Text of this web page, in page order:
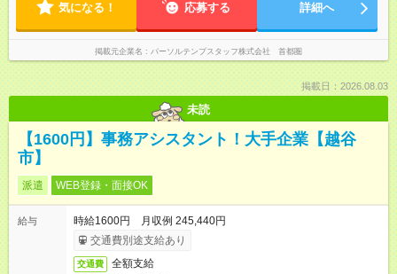
気になる！ 応募する 詳細へ
掲載元企業名 パーソルテンプスタッフ株式会社 首都圏
掲載日：2026.08.03
未読
【1600円】事務アシスタント！大手企業【越谷
市】
派遣 WEB登録・面接OK
給与
時給1600円 月収例 245,440円
交通費別途支給あり
交通費 全額支給